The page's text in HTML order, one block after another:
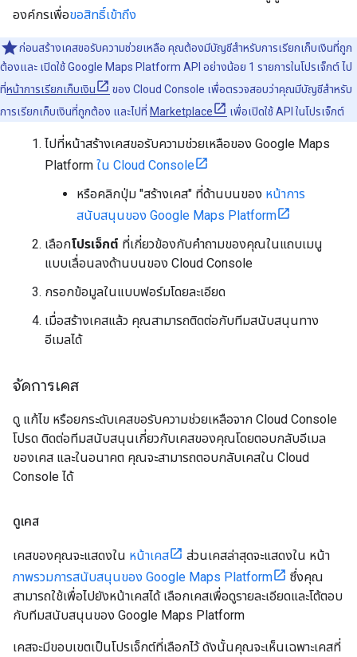
องค์กรเพื่อขอสิทธิ์เข้าถึง
ก่อนสร้างเคสขอรับความช่วยเหลือ คุณต้องมีบัญชีสำหรับการเรียกเก็บเงินที่ถูก
ต้องและ เปิดใช้ Google Maps Platform API อย่างน้อย 1 รายการในโปรเจ็กต์ ไป
ที่หน้าการเรียกเก็บเงิน
ของ Cloud Console เพื่อตรวจสอบว่าคุณมีบัญชีสำหรับ
การเรียกเก็บเงินที่ถูกต้อง และไปที่ Marketplace เพื่อเปิดใช้ API ในโปรเจ็กต์
ไปที่หน้าสร้างเคสขอรับความช่วยเหลือของ Google Maps
Platform ใน Cloud Console
หรือคลิกปุ่ม "สร้างเคส" ที่ด้านบนของ หน้าการ
สนับสนุนของ Google Maps Platform
เลือกโปรเจ็กต์ ที่เกี่ยวข้องกับคำถามของคุณในแถบเมนู
แบบเลื่อนลงด้านบนของ Cloud Console
กรอกข้อมูลในแบบฟอร์มโดยละเอียด
เมื่อสร้างเคสแล้ว คุณสามารถติดต่อกับทีมสนับสนุนทาง
อีเมลได้
จัดการเคส
ดู แก้ไข หรือยกระดับเคสขอรับความช่วยเหลือจาก Cloud Console
โปรด ติดต่อทีมสนับสนุนเกี่ยวกับเคสของคุณโดยตอบกลับอีเมล
ของเคส และในอนาคต คุณจะสามารถตอบกลับเคสใน Cloud
Console ได้
ดูเคส
เคสของคุณจะแสดงใน หน้าเคส
ส่วนเคสล่าสุดจะแสดงใน หน้า
ภาพรวมการสนับสนุนของ Google Maps Platform
ซึ่งคุณ
สามารถใช้เพื่อไปยังหน้าเคสได้ เลือกเคสเพื่อดูรายละเอียดและโต้ตอบ
กับทีมสนับสนุนของ Google Maps Platform
เคสจะมีขอบเขตเป็นโปรเจ็กต์ที่เลือกไว้ ดังนั้นคุณจะเห็นเฉพาะเคสที่